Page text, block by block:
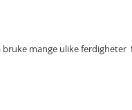
mange ulike ferdigheter